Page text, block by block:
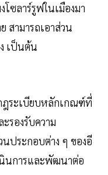
ซลาร์รูฟในเมืองมา
สามารถเอาส่วน
เป็นต้น
ฎระเบียบหลักเกณฑ์ที่
รองรับความ
ประกอบต่าง ๆ ของอี
นินการและพัฒนาต่อ